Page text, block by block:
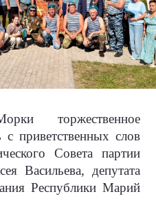
торжественное
приветственных слов
Совета партии
Васильева, депутата
Республики Марий